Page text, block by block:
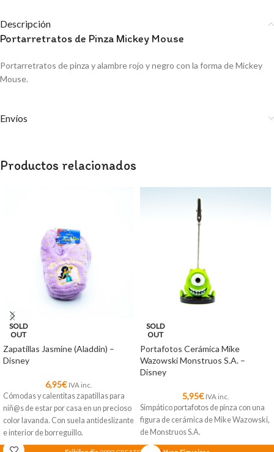
Descripción
Portarretratos de Pinza Mickey Mouse
Portarretratos de pinza y alambre rojo y negro con la forma de Mickey
Mouse.
Envíos
Productos relacionados
SOLD
OUT
Zapatillas Jasmine (Aladdin) –
Disney
6,95€ IVA inc.
Cómodas y calentitas zapatillas para
niñ@s de estar por casa en un precioso
color lavanda. Con suela antideslizante
e interior de borreguillo.
SOLD
OUT
Portafotos Cerámica Mike
Wazowski Monstruos S.A. –
Disney
5,95€ IVA inc.
Simpático portafotos de pinza con una
figura de cerámica de Mike Wazowski,
de Monstruos S.A.